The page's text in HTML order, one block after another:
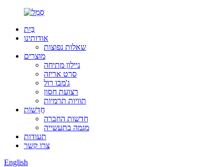
בַּיִת
אודותינו
שאלות נפוצות
מוצרים
ניילון מתיחה
סרט אריזה
ג'מבו רול
רצועת חסון
תוויות תרמיות
חֲדָשׁוֹת
חדשות החברה
מגמה בתעשייה
תעודות
צרו קשר
English